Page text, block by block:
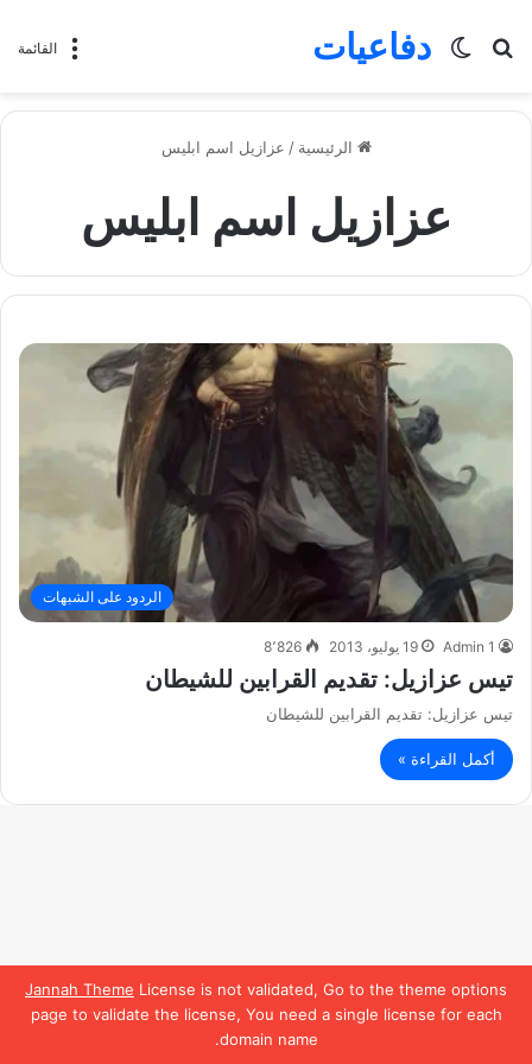
Jannah Theme License is not validated, Go to the theme options
page to validate the license, You need a single license for each
domain name.
القائمة دفاعيات
بحث
الوضع
الرئيسية / عزازيل اسم ابليس
عزازيل اسم ابليس
الردود على الشبهات
Admin 1 19 يوليو، 2013 8٬826
تيس عزازيل: تقديم القرابين للشيطان
تيس عزازيل: تقديم القرابين للشيطان
أكمل القراءة »